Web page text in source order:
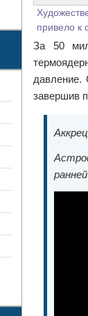
привело к
За 50
давление.
завершив